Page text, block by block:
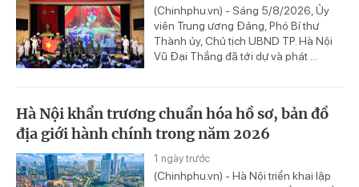
(Chinhphu.vn) - Sáng 5/8/2026, Ủy
viên Trung ương Đảng, Phó Bí thư
Thành ủy, Chủ tịch UBND TP. Hà Nội
Vũ Đại Thắng đã tới dự và phát ...
Hà Nội khẩn trương chuẩn hóa hồ sơ, bản đồ
địa giới hành chính trong năm 2026
1 ngày trước
(Chinhphu.vn) - Hà Nội triển khai lập